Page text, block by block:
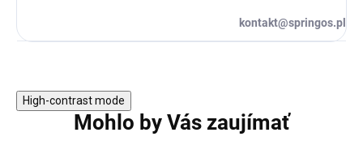
kontakt@springos.pl
High-contrast mode
Mohlo by Vás zaujímať